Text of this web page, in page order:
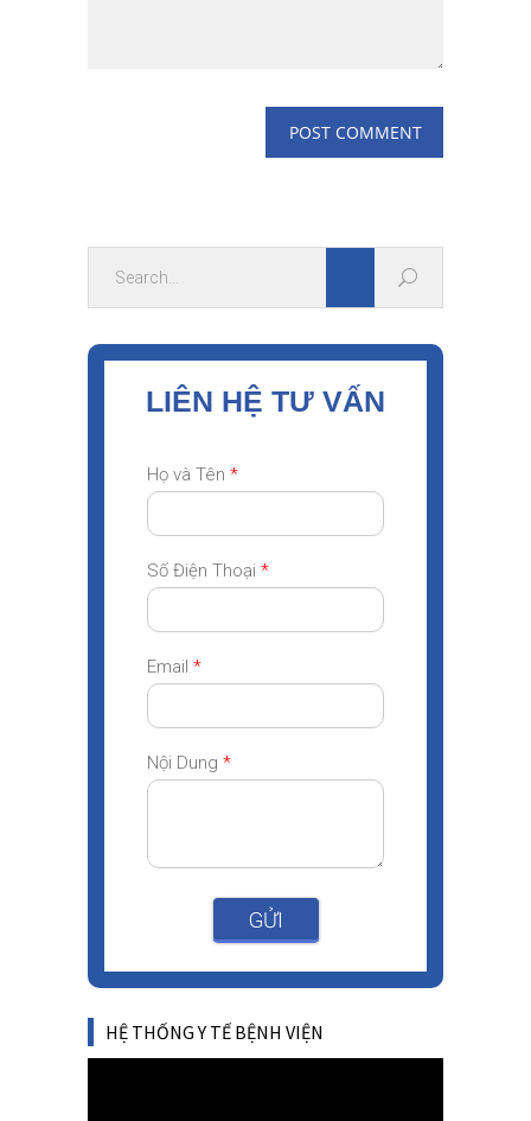
LIÊN HỆ TƯ VẤN
Họ và Tên *
Số Điện Thoại *
Email *
Nội Dung *
GỬI
HỆ THỐNG Y TẾ BỆNH VIỆN